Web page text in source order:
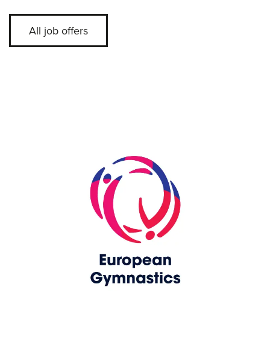
All job offers